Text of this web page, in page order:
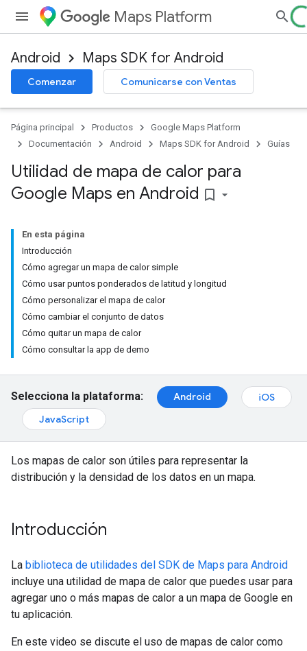
Maps Platform
Android Maps SDK for Android
Comenzar Comunicarse con Ventas
Página principal Productos
Google Maps Platform
Documentación
Android Maps SDK for Android Guías
Utilidad de mapa de calor para
Google Maps en Android bookmark_border
En esta página
Introducción
Cómo agregar un mapa de calor simple
Cómo usar puntos ponderados de latitud y longitud
Cómo personalizar el mapa de calor
Cómo cambiar el conjunto de datos
Cómo quitar un mapa de calor
Cómo consultar la app de demo
Selecciona la plataforma: Android
iOS
JavaScript
Los mapas de calor son útiles para representar la
distribución y la densidad de los datos en un mapa.
Introducción
La biblioteca de utilidades del SDK de Maps para Android
incluye una utilidad de mapa de calor que puedes usar para
agregar uno o más mapas de calor a un mapa de Google en
tu aplicación.
En este video se discute el uso de mapas de calor como